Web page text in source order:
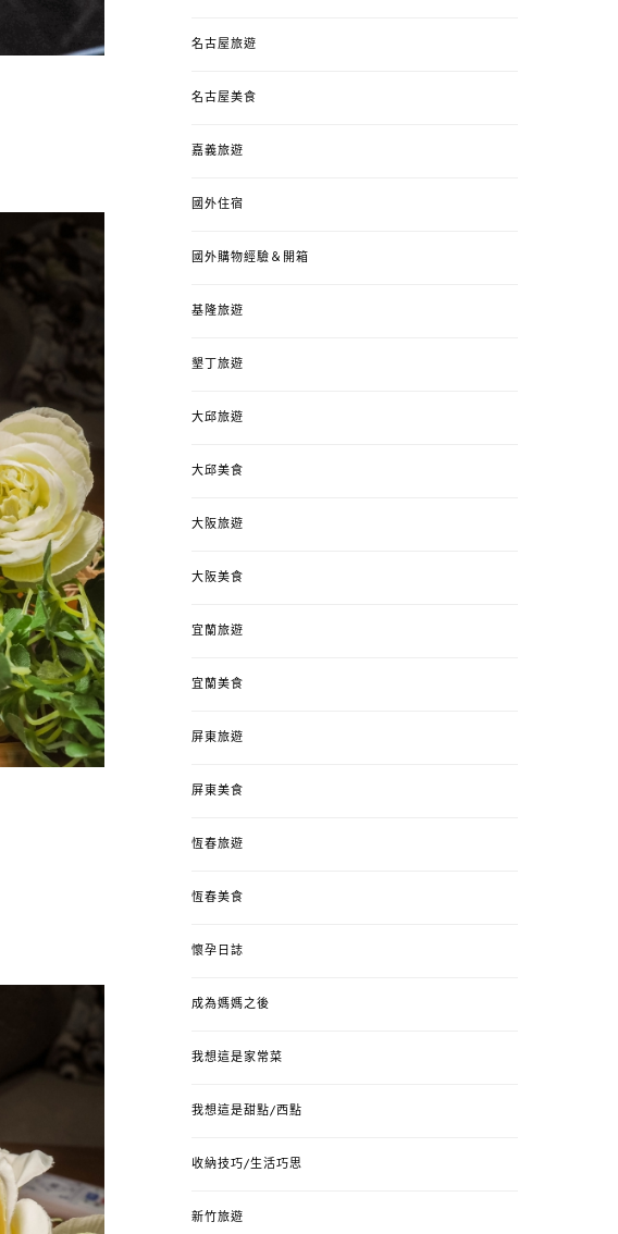
名古屋旅遊
名古屋美食
嘉義旅遊
國外住宿
國外購物經驗＆開箱
基隆旅遊
墾丁旅遊
大邱旅遊
大邱美食
大阪旅遊
大阪美食
宜蘭旅遊
宜蘭美食
屏東旅遊
屏東美食
恆春旅遊
恆春美食
懷孕日誌
成為媽媽之後
我想這是家常菜
我想這是甜點/西點
收納技巧/生活巧思
新竹旅遊